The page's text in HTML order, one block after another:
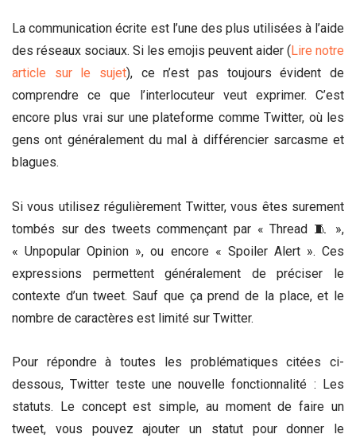
La communication écrite est l’une des plus utilisées à l’aide
des réseaux sociaux. Si les emojis peuvent aider ( Lire notre
article sur le sujet), ce n’est pas toujours évident de
comprendre ce que l’interlocuteur veut exprimer. C’est
encore plus vrai sur une plateforme comme Twitter, où les
gens ont généralement du mal à différencier sarcasme et
blagues.
Si vous utilisez régulièrement Twitter, vous êtes surement
tombés sur des tweets commençant par « Thread 🧵 »,
« Unpopular Opinion », ou encore « Spoiler Alert ». Ces
expressions permettent généralement de préciser le
contexte d’un tweet. Sauf que ça prend de la place, et le
nombre de caractères est limité sur Twitter.
Pour répondre à toutes les problématiques citées ci-
dessous, Twitter teste une nouvelle fonctionnalité : Les
statuts. Le concept est simple, au moment de faire un
tweet, vous pouvez ajouter un statut pour donner le